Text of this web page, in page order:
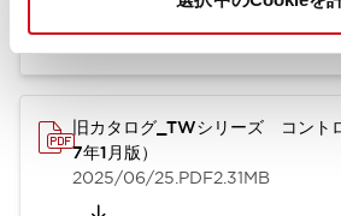
旧カタログ_TWシリーズ コント
7年1月版）
2025/06/25.PDF2.31MB